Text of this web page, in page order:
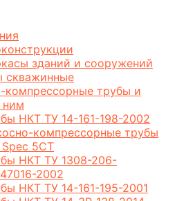
зданий и сооружений
скважинные
компрессорные трубы и
ним
НКТ ТУ 14-161-198-2002
компрессорные трубы
Spec 5CT
НКТ ТУ 1308-206-
2002
НКТ ТУ 14-161-195-2001